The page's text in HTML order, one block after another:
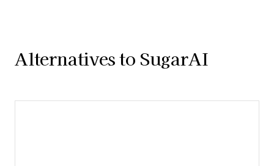
Alternatives to SugarAI